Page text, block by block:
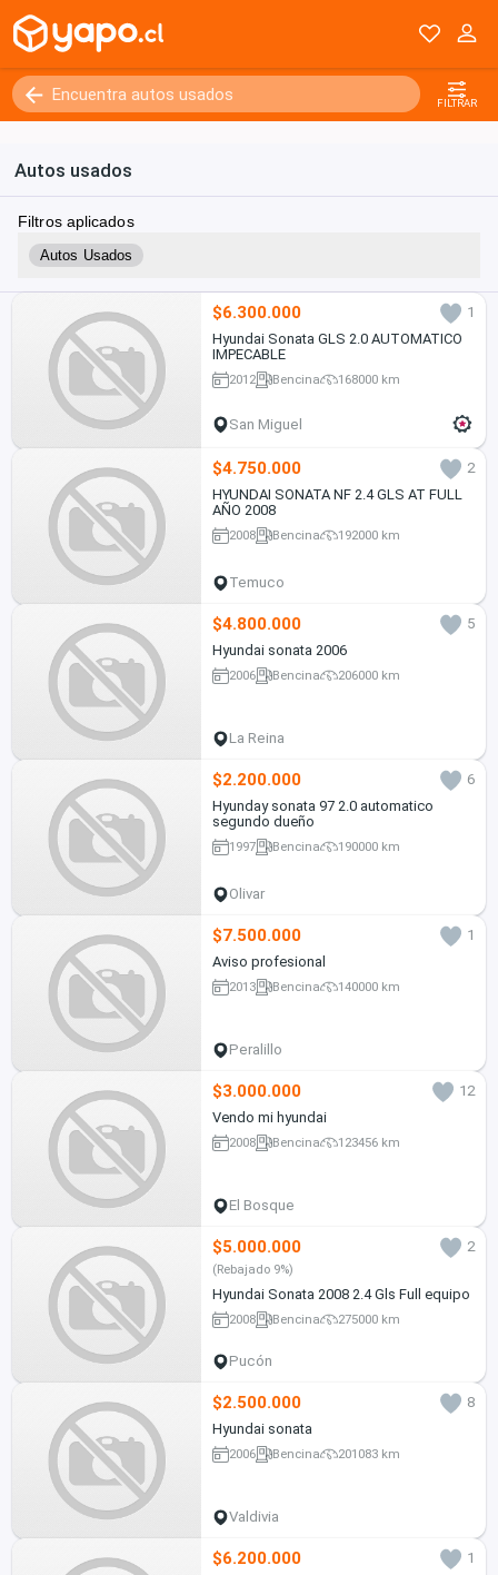
FILTRAR
Autos usados
Filtros aplicados
Autos Usados
$6.300.000
1
Hyundai Sonata GLS 2.0 AUTOMATICO
IMPECABLE
2012 Bencina 168000 km
San Miguel
$4.750.000
2
HYUNDAI SONATA NF 2.4 GLS AT FULL
AÑO 2008
2008 Bencina 192000 km
Temuco
$4.800.000
5
Hyundai sonata 2006
2006 Bencina 206000 km
La Reina
$2.200.000
6
Hyunday sonata 97 2.0 automatico
segundo dueño
1997 Bencina 190000 km
Olivar
$7.500.000
1
Aviso profesional
2013 Bencina 140000 km
Peralillo
$3.000.000
12
Vendo mi hyundai
2008 Bencina 123456 km
El Bosque
$5.000.000 2
(Rebajado 9%)
Hyundai Sonata 2008 2.4 Gls Full equipo
2008 Bencina 275000 km
Pucón
$2.500.000
8
Hyundai sonata
2006 Bencina 201083 km
Valdivia
$6.200.000
1